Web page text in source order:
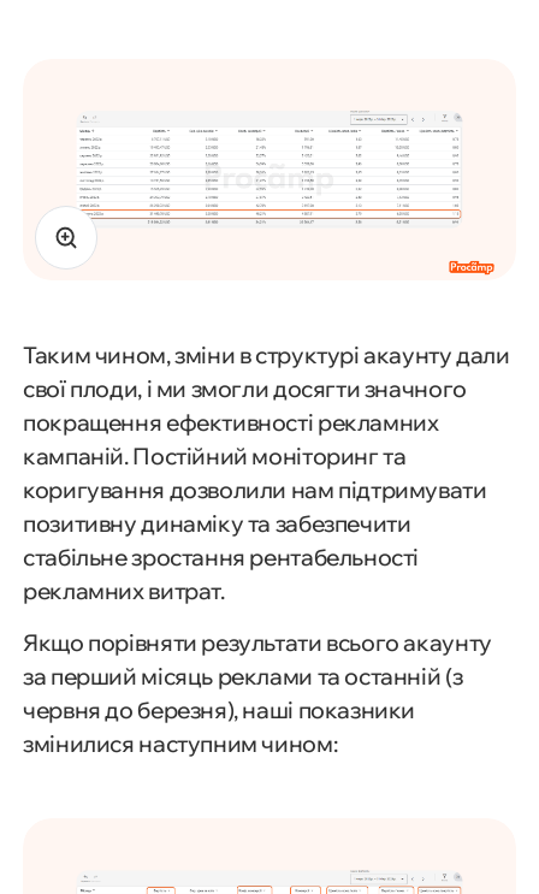
Таким чином, зміни в структурі акаунту дали
свої плоди, і ми змогли досягти значного
покращення ефективності рекламних
кампаній. Постійний моніторинг та
коригування дозволили нам підтримувати
позитивну динаміку та забезпечити
стабільне зростання рентабельності
рекламних витрат.
Якщо порівняти результати всього акаунту
за перший місяць реклами та останній (з
червня до березня), наші показники
змінилися наступним чином: